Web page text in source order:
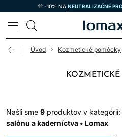
💜 -10% NA NEUTRALIZAČNÉ
LOMAX
Úvod Kozmetické pomôcky
Našli sme 9 produktov v kategórií:
salónu a kaderníctva • Lomax